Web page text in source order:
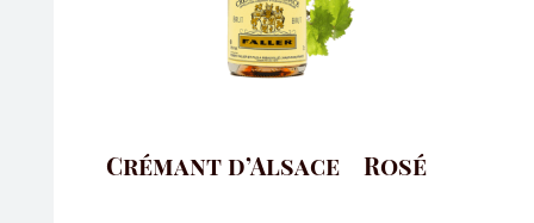
Crémant d’Alsace Rosé